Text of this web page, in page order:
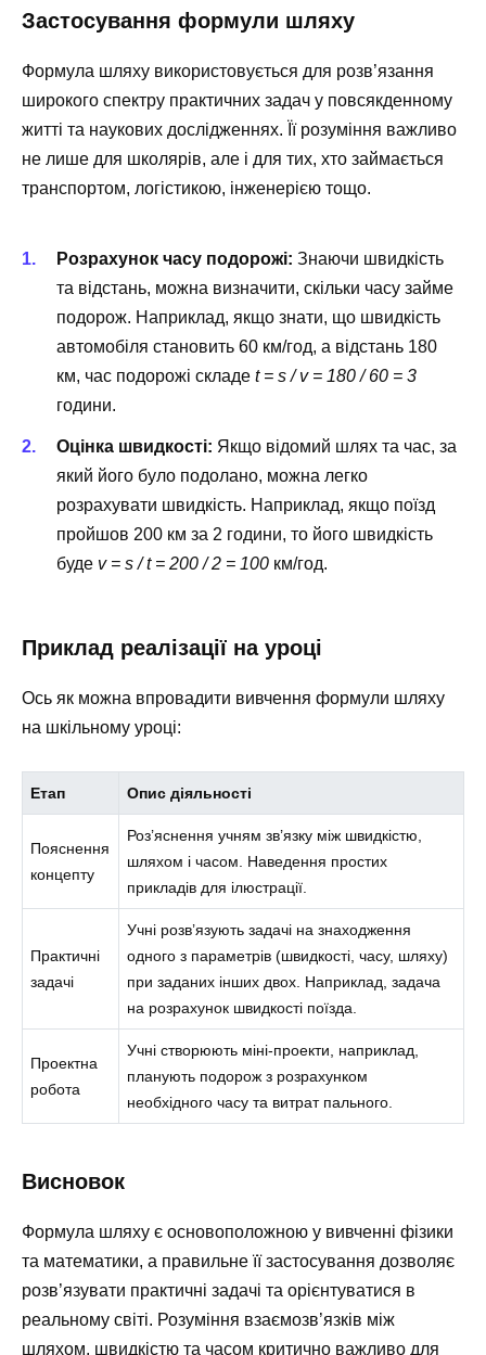
Застосування формули шляху
Формула шляху використовується для розв’язання
широкого спектру практичних задач у повсякденному
житті та наукових дослідженнях. Її розуміння важливо
не лише для школярів, але і для тих, хто займається
транспортом, логістикою, інженерією тощо.
Розрахунок часу подорожі: Знаючи швидкість
та відстань, можна визначити, скільки часу займе
подорож. Наприклад, якщо знати, що швидкість
автомобіля становить 60 км/год, а відстань 180
км, час подорожі складе t = s / v = 180 / 60 = 3
години.
Оцінка швидкості: Якщо відомий шлях та час, за
який його було подолано, можна легко
розрахувати швидкість. Наприклад, якщо поїзд
пройшов 200 км за 2 години, то його швидкість
буде v = s / t = 200 / 2 = 100 км/год.
Приклад реалізації на уроці
Ось як можна впровадити вивчення формули шляху
на шкільному уроці:
Етап Опис діяльності
Пояснення
концепту
Роз’яснення учням зв’язку між швидкістю,
шляхом і часом. Наведення простих
прикладів для ілюстрації.
Практичні
задачі
Учні розв’язують задачі на знаходження
одного з параметрів (швидкості, часу, шляху)
при заданих інших двох. Наприклад, задача
на розрахунок швидкості поїзда.
Проектна
робота
Учні створюють міні-проекти, наприклад,
планують подорож з розрахунком
необхідного часу та витрат пального.
Висновок
Формула шляху є основоположною у вивченні фізики
та математики, а правильне її застосування дозволяє
розв’язувати практичні задачі та орієнтуватися в
реальному світі. Розуміння взаємозв’язків між
шляхом, швидкістю та часом критично важливо для